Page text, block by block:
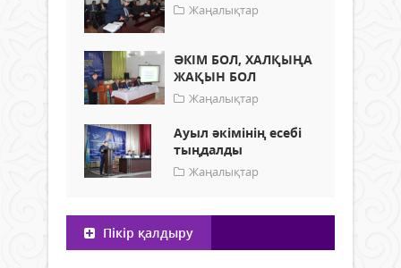
Жаңалықтар
ӘКІМ БОЛ, ХАЛҚЫҢА
ЖАҚЫН БОЛ
Жаңалықтар
Ауыл әкімінің есебі
тыңдалды
Жаңалықтар
Пікір қалдыру